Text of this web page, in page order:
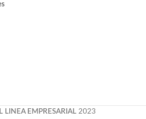
LINEA EMPRESARIAL 2023